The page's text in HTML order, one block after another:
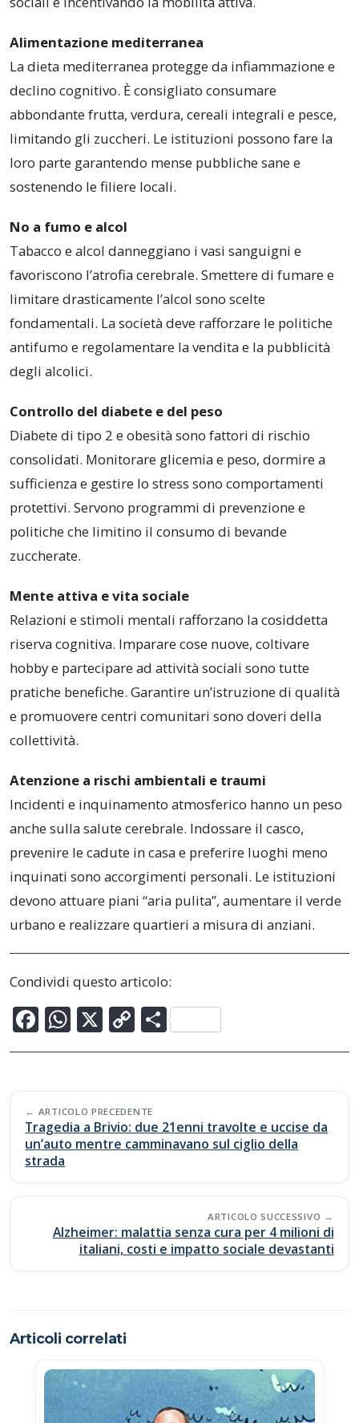
Alimentazione mediterranea
La dieta mediterranea protegge da infiammazione e
declino cognitivo. È consigliato consumare
abbondante frutta, verdura, cereali integrali e pesce,
limitando gli zuccheri. Le istituzioni possono fare la
loro parte garantendo mense pubbliche sane e
sostenendo le filiere locali.
No a fumo e alcol
Tabacco e alcol danneggiano i vasi sanguigni e
favoriscono l’atrofia cerebrale. Smettere di fumare e
limitare drasticamente l’alcol sono scelte
fondamentali. La società deve rafforzare le politiche
antifumo e regolamentare la vendita e la pubblicità
degli alcolici.
Controllo del diabete e del peso
Diabete di tipo 2 e obesità sono fattori di rischio
consolidati. Monitorare glicemia e peso, dormire a
sufficienza e gestire lo stress sono comportamenti
protettivi. Servono programmi di prevenzione e
politiche che limitino il consumo di bevande
zuccherate.
Mente attiva e vita sociale
Relazioni e stimoli mentali rafforzano la cosiddetta
riserva cognitiva. Imparare cose nuove, coltivare
hobby e partecipare ad attività sociali sono tutte
pratiche benefiche. Garantire un’istruzione di qualità
e promuovere centri comunitari sono doveri della
collettività.
Atenzione a rischi ambientali e traumi
Incidenti e inquinamento atmosferico hanno un peso
anche sulla salute cerebrale. Indossare il casco,
prevenire le cadute in casa e preferire luoghi meno
inquinati sono accorgimenti personali. Le istituzioni
devono attuare piani “aria pulita”, aumentare il verde
urbano e realizzare quartieri a misura di anziani.
Condividi questo articolo:
F
ac
b
o
o
k
W
h
s
A
p
p
X C
o
y
Li
n
k
C
o
di
vi
di
Post
navigation
ARTICOLO PRECEDENTE
Tragedia a Brivio: due 21enni travolte e uccise da
un’auto mentre camminavano sul ciglio della
strada
ARTICOLO SUCCESSIVO
Alzheimer: malattia senza cura per 4 milioni di
italiani, costi e impatto sociale devastanti
Articoli correlati